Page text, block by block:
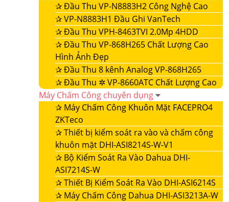
✰Đầu Thu VP-N8883H2 Công Nghệ Cao
✰VP-N8883H1 Đầu Ghi VanTech
✰Đầu Thu VPH-8463TVI 2.0Mp 4HDD
✰Đầu Thu VP-868H265 Chất Lượng Cao
Hình Ảnh Đẹp
✰Đầu Thu 8 kênh Analog VP-868H265
✰Đầu Thu ✲ VP-8660ATC Chất Lượng Cao
Máy Chấm Công chuyên dụng
✰ Máy Chấm Công Khuôn Mặt FACEPRO4
ZKTeco
✰Thiết bị kiểm soát ra vào và chấm công
khuôn mặt DHI-ASI8214S-W-V1
✰ Bộ Kiểm Soát Ra Vào Dahua DHI-
ASI7214S-W
✰Thiết Bị Kiểm Soát Ra Vào DHI-ASI6214S
✰ Máy Chấm Công Dahua DHI-ASI3213A-W